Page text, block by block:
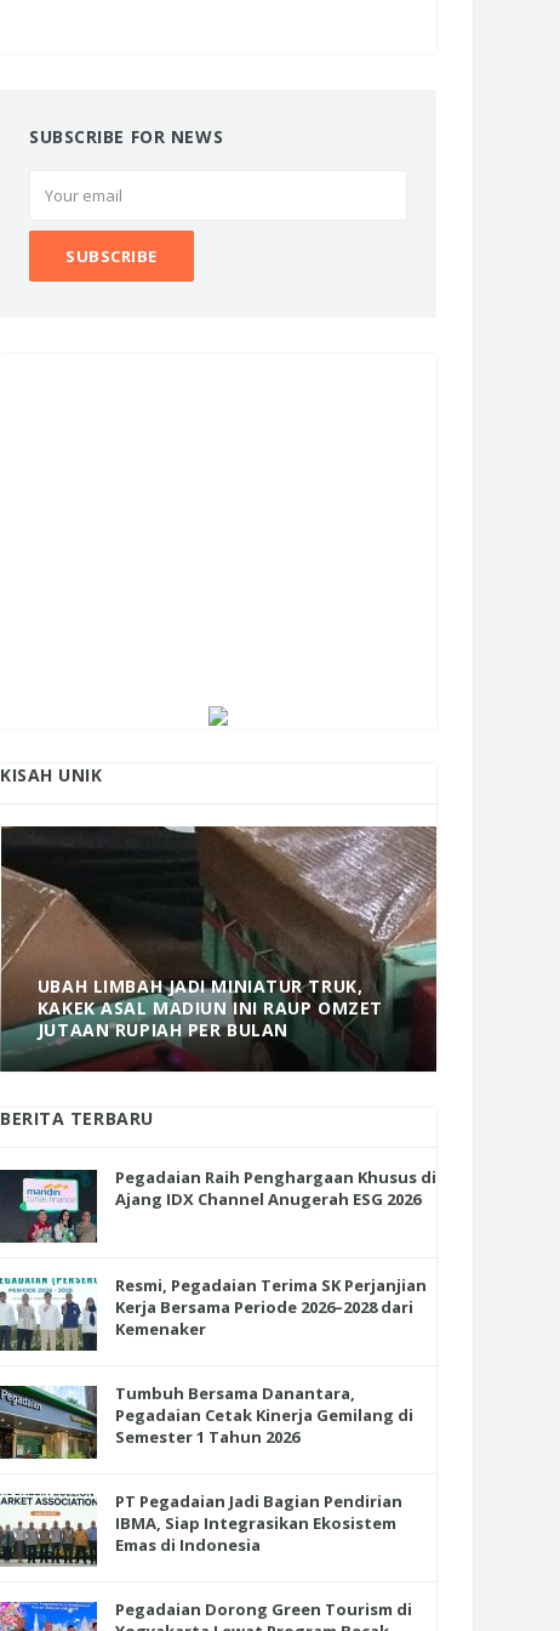
SUBSCRIBE FOR NEWS
KISAH UNIK
UBAH LIMBAH JADI MINIATUR TRUK,
KAKEK ASAL MADIUN INI RAUP OMZET
JUTAAN RUPIAH PER BULAN
BERITA TERBARU
Pegadaian Raih Penghargaan Khusus di
Ajang IDX Channel Anugerah ESG 2026
Resmi, Pegadaian Terima SK Perjanjian
Kerja Bersama Periode 2026–2028 dari
Kemenaker
Tumbuh Bersama Danantara,
Pegadaian Cetak Kinerja Gemilang di
Semester 1 Tahun 2026
PT Pegadaian Jadi Bagian Pendirian
IBMA, Siap Integrasikan Ekosistem
Emas di Indonesia
Pegadaian Dorong Green Tourism di